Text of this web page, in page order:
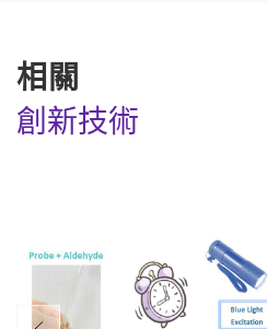
相關
創新技術